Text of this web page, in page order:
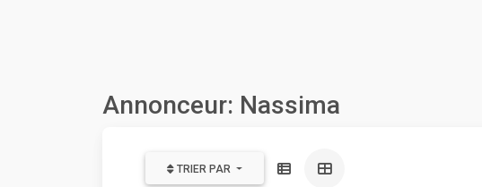
Annonceur: Nassima
TRIER PAR